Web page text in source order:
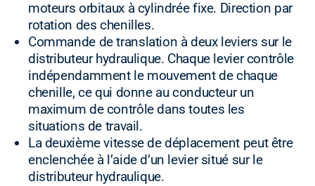
moteurs orbitaux à cylindrée fixe. Direction par
rotation des chenilles.
Commande de translation à deux leviers sur le
distributeur hydraulique. Chaque levier contrôle
indépendamment le mouvement de chaque
chenille, ce qui donne au conducteur un
maximum de contrôle dans toutes les
situations de travail.
La deuxième vitesse de déplacement peut être
enclenchée à l’aide d’un levier situé sur le
distributeur hydraulique.